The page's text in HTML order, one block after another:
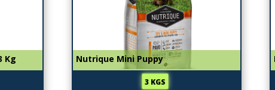
Kg Nutrique Mini Puppy
3 KGS